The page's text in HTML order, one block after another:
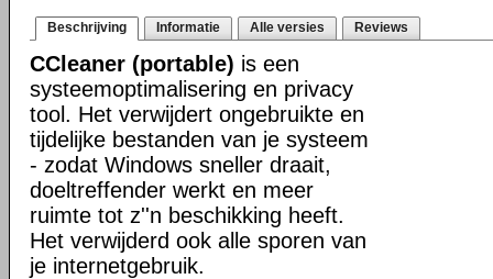
Beschrijving Informatie Alle versies Reviews
CCleaner (portable) is een
systeemoptimalisering en privacy
tool. Het verwijdert ongebruikte en
tijdelijke bestanden van je systeem
- zodat Windows sneller draait,
doeltreffender werkt en meer
ruimte tot z''n beschikking heeft.
Het verwijderd ook alle sporen van
je internetgebruik.